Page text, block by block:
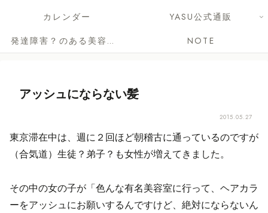
カレンダー
YASU公式通販
発達障害？のある美容師さんへ
NOTE
アッシュにならない髪
2015.05.27
東京滞在中は、週に２回ほど朝稽古に通っているのですが
（合気道）生徒？弟子？も女性が増えてきました。
その中の女の子が「色んな有名美容室に行って、ヘアカラ
ーをアッシュにお願いするんですけど、絶対にならないん